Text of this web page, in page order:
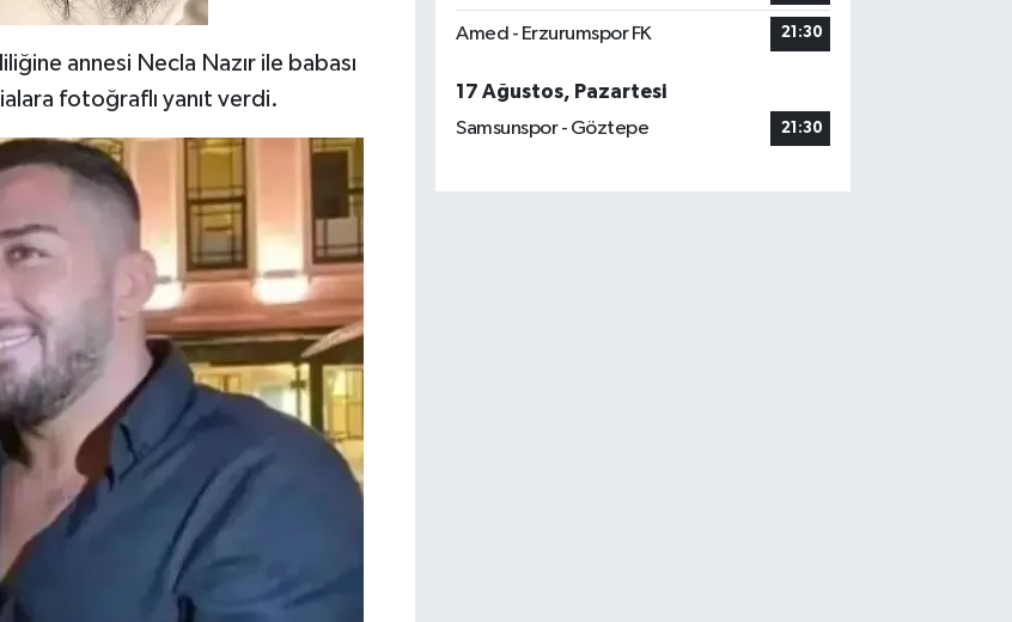
annesi Necla Nazır ile babası
fotoğraflı yanıt verdi.
Amed - Erzurumspor FK 21:30
17 Ağustos, Pazartesi
Samsunspor - Göztepe
21:30